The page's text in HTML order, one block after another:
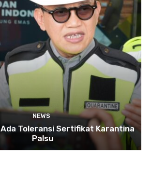
NEWS
Ada Toleransi Sertifikat Karantina
Palsu